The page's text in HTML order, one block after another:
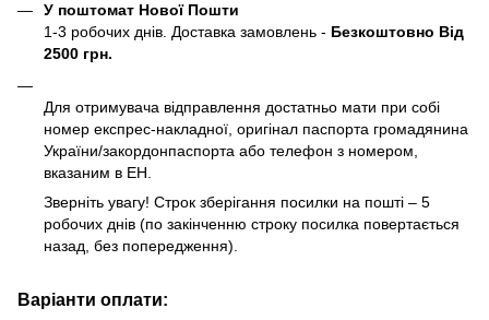
У поштомат Нової Пошти
1-3 робочих днів. Доставка замовлень - Безкоштовно Від
2500 грн.
Для отримувача відправлення достатньо мати при собі
номер експрес-накладної, оригінал паспорта громадянина
України/закордонпаспорта або телефон з номером,
вказаним в ЕН.
Зверніть увагу! Строк зберігання посилки на пошті – 5
робочих днів (по закінченню строку посилка повертається
назад, без попередження).
Варіанти оплати: